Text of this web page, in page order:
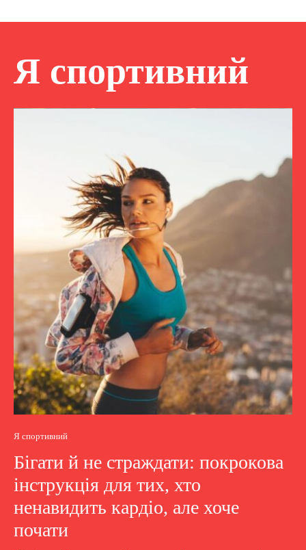
Я спортивний
Я спортивний
Бігати й не страждати: покрокова
інструкція для тих, хто
ненавидить кардіо, але хоче
почати